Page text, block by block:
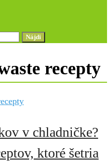
recepty
v chladničke?
ktoré šetria